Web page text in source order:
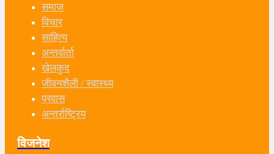
समाज
विचार
साहित्य
अन्तर्वार्ता
खेलकुद
जीवनशैली / स्वास्थ्य
प्रवास
अन्तर्राष्ट्रिय
विजनेश